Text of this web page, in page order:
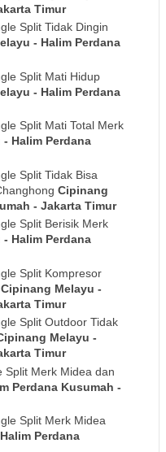
Timur
Split Tidak Dingin
- Halim Perdana
Split Mati Hidup
- Halim Perdana
Split Mati Total Merk
Halim Perdana
Split Tidak Bisa
Cipinang
- Jakarta Timur
Split Berisik Merk
Halim Perdana
Split Kompresor
Cipinang Melayu -
Timur
Split Outdoor Tidak
Melayu -
Timur
Split Merk Midea dan
Perdana Kusumah -
Split Merk Midea
Perdana